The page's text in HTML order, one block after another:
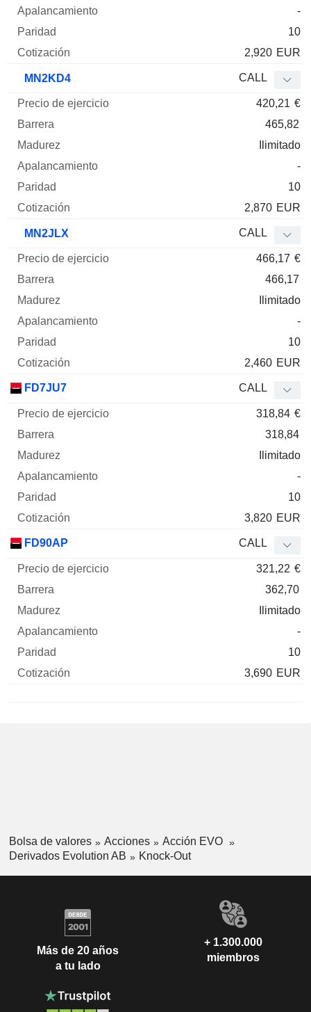
-
10
2,920 EUR
MN2KD4 CALL
420,21 €
465,82
Ilimitado
-
10
2,870 EUR
MN2JLX CALL
466,17 €
466,17
Ilimitado
-
10
2,460 EUR
FD7JU7 CALL
318,84 €
318,84
Ilimitado
-
10
3,820 EUR
FD90AP CALL
321,22 €
362,70
Ilimitado
-
10
3,690 EUR
Bolsa de valores Acciones
Acción EVO
Derivados Evolution AB
Knock-Out
Más de 20 años
a tu lado
+ 1.300.000
miembros